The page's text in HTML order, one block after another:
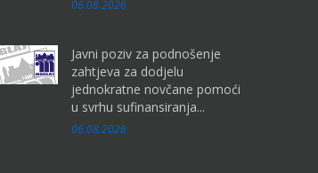
06.08.2026
Javni poziv za podnošenje
zahtjeva za dodjelu
jednokratne novčane pomoći
u svrhu sufinansiranja...
06.08.2026